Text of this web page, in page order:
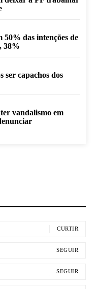
das intenções de
38%
ser capachos dos
vandalismo em
CURTIR
SEGUIR
SEGUIR